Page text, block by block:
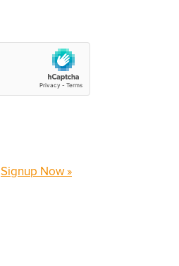
Signup Now »